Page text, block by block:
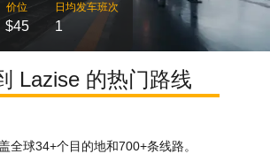
价位
$45
日均发车班次
1
Lazise 的热门路线
全球34+个目的地和700+条线路。